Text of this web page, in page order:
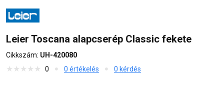
Leier Toscana alapcserép Classic fekete
Cikkszám: UH-420080
0
0 értékelés 0 kérdés